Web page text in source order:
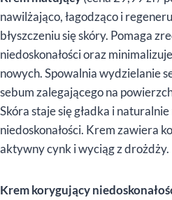
nawilżająco, łagodząco i
błyszczeniu się skóry. Pomaga
niedoskonałości oraz
nowych. Spowalnia wydzielanie
sebum zalegającego na
Skóra staje się gładka i
niedoskonałości. Krem zawiera
aktywny cynk i wyciąg z drożdży.
Krem korygujący